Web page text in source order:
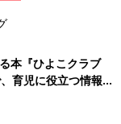
本『ひよこクラブ
育児に役立つ情報が